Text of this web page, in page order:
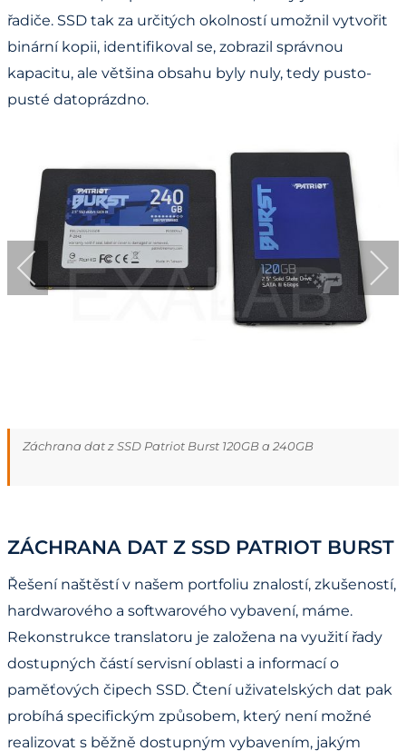
řadiče. SSD tak za určitých okolností umožnil vytvořit
binární kopii, identifikoval se, zobrazil správnou
kapacitu, ale většina obsahu byly nuly, tedy pusto-
pusté datoprázdno.
Záchrana dat z SSD Patriot Burst 120GB a 240GB
ZÁCHRANA DAT Z SSD PATRIOT BURST
Řešení naštěstí v našem portfoliu znalostí, zkušeností,
hardwarového a softwarového vybavení, máme.
Rekonstrukce translatoru je založena na využití řady
dostupných částí servisní oblasti a informací o
paměťových čipech SSD. Čtení uživatelských dat pak
probíhá specifickým způsobem, který není možné
realizovat s běžně dostupným vybavením, jakým